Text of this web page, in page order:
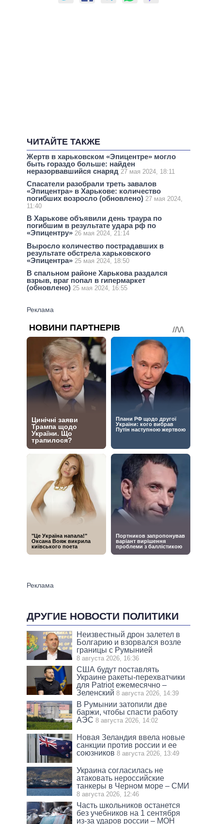
ЧИТАЙТЕ ТАКЖЕ
Жертв в харьковском «Эпицентре» могло
быть гораздо больше: найден
неразорвавшийся снаряд 27 мая 2024, 18:11
Спасатели разобрали треть завалов
«Эпицентра» в Харькове: количество
погибших возросло (обновлено) 27 мая 2024,
11:40
В Харькове объявили день траура по
погибшим в результате удара рф по
«Эпицентру» 26 мая 2024, 21:14
Выросло количество пострадавших в
результате обстрела харьковского
«Эпицентра» 25 мая 2024, 18:50
В спальном районе Харькова раздался
взрыв, враг попал в гипермаркет
(обновлено) 25 мая 2024, 16:55
ДРУГИЕ НОВОСТИ ПОЛИТИКИ
Неизвестный дрон залетел в
Болгарию и взорвался возле
границы с Румынией
8 августа 2026, 16:36
США будут поставлять
Украине ракеты-перехватчики
для Patriot ежемесячно –
Зеленский 8 августа 2026, 14:39
В Румынии затопили две
баржи, чтобы спасти работу
АЭС 8 августа 2026, 14:02
Новая Зеландия ввела новые
санкции против россии и ее
союзников 8 августа 2026, 13:49
Украина согласилась не
атаковать нероссийские
танкеры в Черном море – СМИ
8 августа 2026, 12:46
Часть школьников останется
без учебников на 1 сентября
из-за ударов россии – МОН